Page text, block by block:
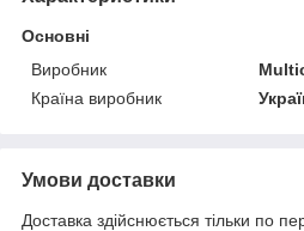
Основні
Виробник
Країна виробник
Умови доставки
Доставка здійснюється тільки по